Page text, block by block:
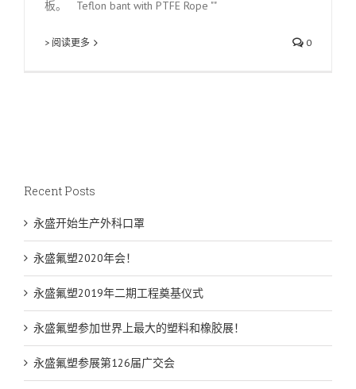
板。 Teflon bant with PTFE Rope ""
> 阅读更多 0
Recent Posts
永盛开始生产外科口罩
永盛氟塑2020年会！
永盛氟塑2019年二期工程奠基仪式
永盛氟塑参加世界上最大的塑料和橡胶展！
永盛氟塑参展第126届广交会